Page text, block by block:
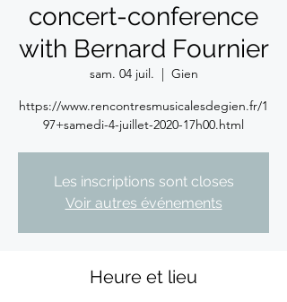
concert-conference
with Bernard Fournier
sam. 04 juil.
  |
Gien
https://www.rencontresmusicalesdegien.fr/1
97+samedi-4-juillet-2020-17h00.html
Les inscriptions sont closes
Voir autres événements
Heure et lieu